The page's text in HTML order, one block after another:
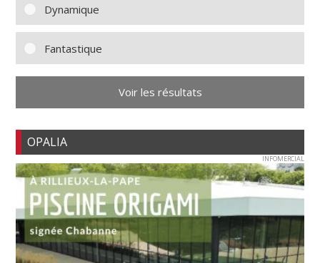
Dynamique
Fantastique
Voir les résultats
OPALIA
INFOMERCIAL